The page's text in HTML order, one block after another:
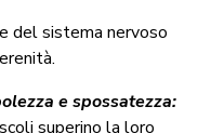
del sistema nervoso
e spossatezza:
superino la loro